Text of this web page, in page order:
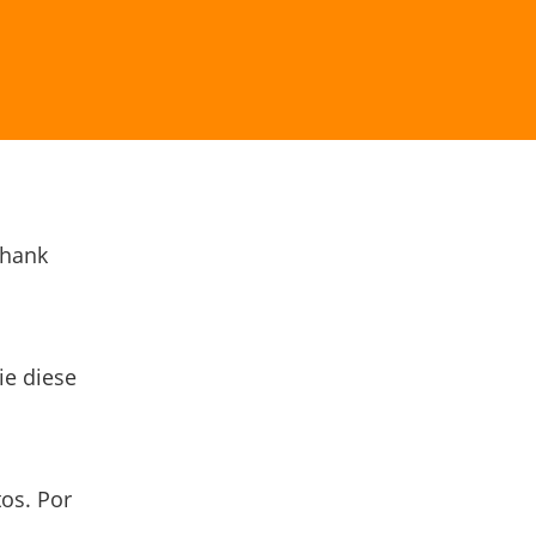
diese
Por